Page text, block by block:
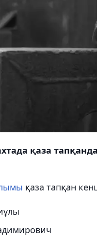
қаза
қаза тапқан